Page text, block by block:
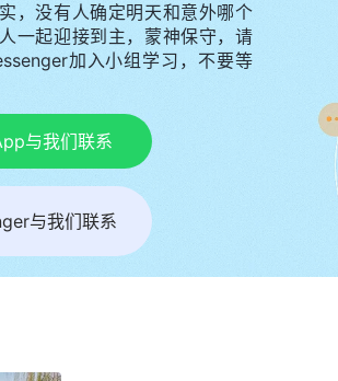
一起配搭着解决。我答应先配合一段
：我也认识到自己是受自卑情绪的
次灵修时，我看到两段神的话，对
自己让别人高看，让别人看不到他
妄、虚伪、假冒为善，这是撒但性
们都不许人报道，也不许人揭露
力地粉饰自己，说他们多么爱人民
瞒哄骗。欺瞒哄骗的目的是为了什
，这就是败坏性情，不明白真理就认
，没有人确定明天和意外哪个
一起迎接到主，蒙神保守，请
加入小组学习，不要等
与我们联系
与我们联系